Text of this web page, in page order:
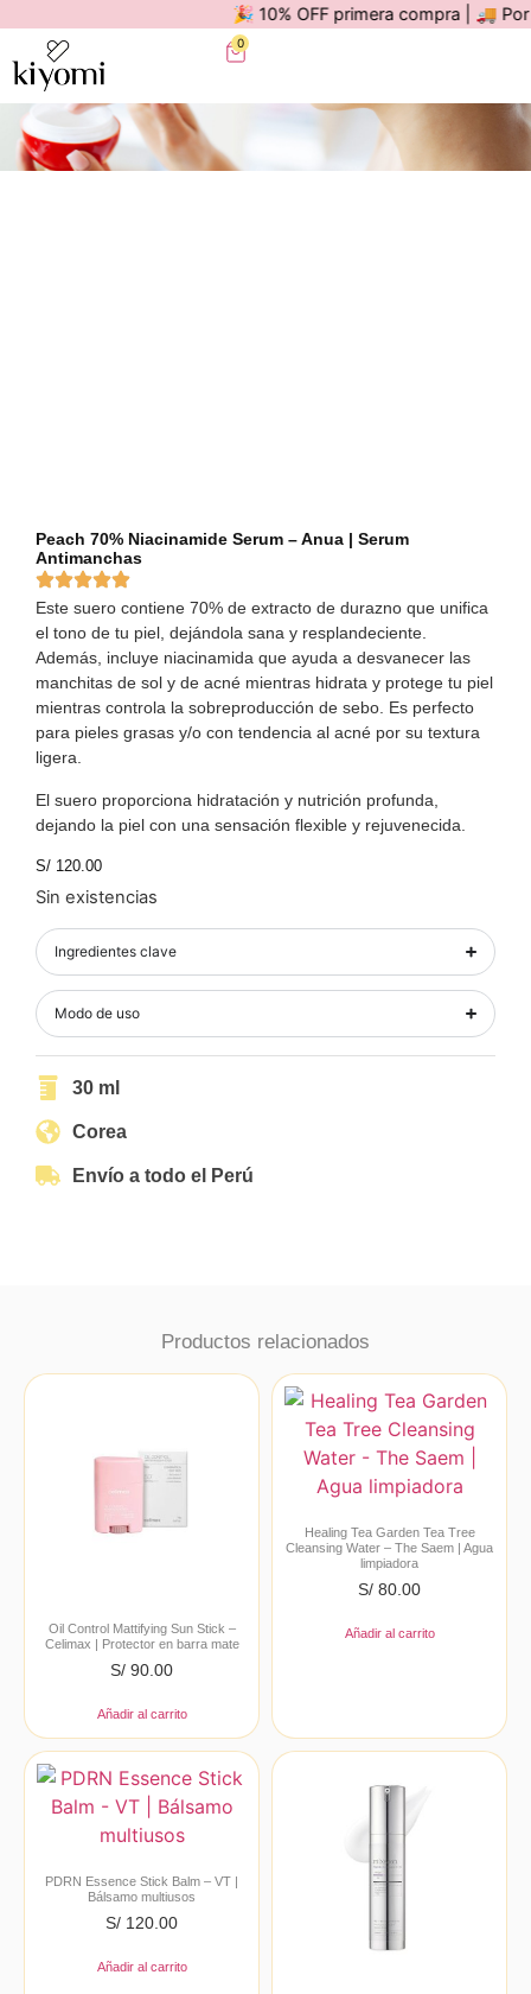
🎉 10% OFF primera compra | 🚚 Por
0
Peach 70% Niacinamide Serum – Anua | Serum
Antimanchas
Este suero contiene 70% de extracto de durazno que unifica
el tono de tu piel, dejándola sana y resplandeciente.
Además, incluye niacinamida que ayuda a desvanecer las
manchitas de sol y de acné mientras hidrata y protege tu piel
mientras controla la sobreproducción de sebo. Es perfecto
para pieles grasas y/o con tendencia al acné por su textura
ligera.
El suero proporciona hidratación y nutrición profunda,
dejando la piel con una sensación flexible y rejuvenecida.
S/ 120.00
Sin existencias
Ingredientes clave
Modo de uso
30 ml
Corea
Envío a todo el Perú
Productos relacionados
Oil Control Mattifying Sun Stick –
Celimax | Protector en barra mate
S/ 90.00
Añadir al carrito
Healing Tea Garden Tea Tree
Cleansing Water – The Saem | Agua
limpiadora
S/ 80.00
Añadir al carrito
PDRN Essence Stick Balm – VT |
Bálsamo multiusos
S/ 120.00
Añadir al carrito